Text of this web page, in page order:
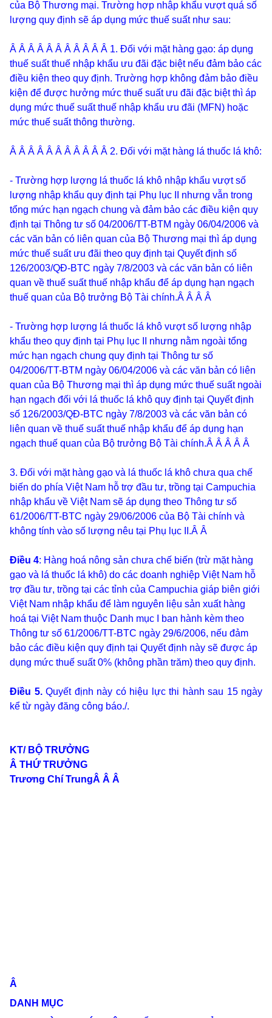
của Bộ Thương mại. Trường hợp nhập khẩu vượt quá số
lượng quy định sẽ áp dụng mức thuế suất như sau:
Â Â Â Â Â Â Â Â Â Â Â 1. Đối với mặt hàng gạo: áp dụng
thuế suất thuế nhập khẩu ưu đãi đặc biệt nếu đảm bảo các
điều kiện theo quy định. Trường hợp không đảm bảo điều
kiện để được hưởng mức thuế suất ưu đãi đặc biệt thì áp
dụng mức thuế suất thuế nhập khẩu ưu đãi (MFN) hoặc
mức thuế suất thông thường.
Â Â Â Â Â Â Â Â Â Â Â 2. Đối với mặt hàng lá thuốc lá khô:
- Trường hợp lượng lá thuốc lá khô nhập khẩu vượt số
lượng nhập khẩu quy định tại Phụ lục II nhưng vẫn trong
tổng mức hạn ngạch chung và đảm bảo các điều kiện quy
định tại Thông tư số 04/2006/TT-BTM ngày 06/04/2006 và
các văn bản có liên quan của Bộ Thương mại thì áp dụng
mức thuế suất ưu đãi theo quy định tại Quyết định số
126/2003/QĐ-BTC ngày 7/8/2003 và các văn bản có liên
quan về thuế suất thuế nhập khẩu để áp dụng hạn ngạch
thuế quan của Bộ trưởng Bộ Tài chính.Â Â Â Â
- Trường hợp lượng lá thuốc lá khô vượt số lượng nhập
khẩu theo quy định tại Phụ lục II nhưng nằm ngoài tổng
mức hạn ngạch chung quy định tại Thông tư số
04/2006/TT-BTM ngày 06/04/2006 và các văn bản có liên
quan của Bộ Thương mại thì áp dụng mức thuế suất ngoài
hạn ngạch đối với lá thuốc lá khô quy định tại Quyết định
số 126/2003/QĐ-BTC ngày 7/8/2003 và các văn bản có
liên quan về thuế suất thuế nhập khẩu để áp dụng hạn
ngạch thuế quan của Bộ trưởng Bộ Tài chính.Â Â Â Â Â
3. Đối với mặt hàng gạo và lá thuốc lá khô chưa qua chế
biến do phía Việt Nam hỗ trợ đầu tư, trồng tại Campuchia
nhập khẩu về Việt Nam sẽ áp dụng theo Thông tư số
61/2006/TT-BTC ngày 29/06/2006 của Bộ Tài chính và
không tính vào số lượng nêu tại Phụ lục II.Â Â
Điều 4: Hàng hoá nông sản chưa chế biến (trừ mặt hàng
gạo và lá thuốc lá khô) do các doanh nghiệp Việt Nam hỗ
trợ đầu tư, trồng tại các tỉnh của Campuchia giáp biên giới
Việt Nam nhập khẩu để làm nguyên liệu sản xuất hàng
hoá tại Việt Nam thuộc Danh mục I ban hành kèm theo
Thông tư số 61/2006/TT-BTC ngày 29/6/2006, nếu đảm
bảo các điều kiện quy định tại Quyết định này sẽ được áp
dụng mức thuế suất 0% (không phần trăm) theo quy định.
Điều 5.Quyết định này có hiệu lực thi hành sau 15 ngày
kể từ ngày đăng công báo./.
KT/ BỘ TRƯỞNG
Â THỨ TRƯỞNG
Trương Chí TrungÂ Â Â
Â
DANH MỤC